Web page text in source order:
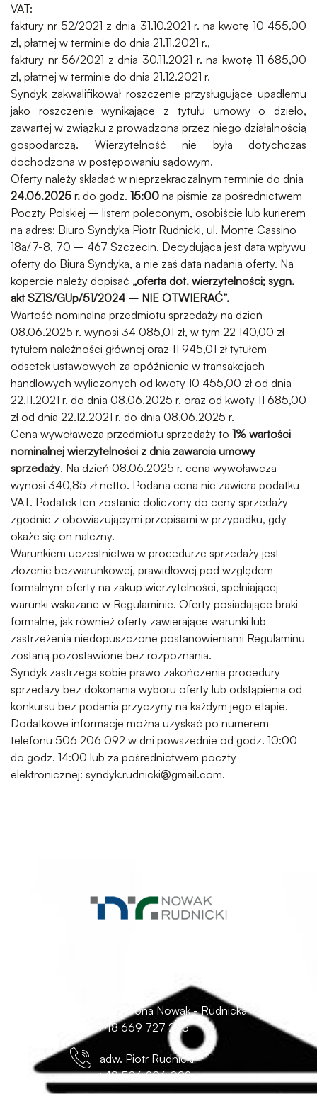
VAT:
faktury nr 52/2021 z dnia 31.10.2021 r. na kwotę 10 455,00
zł, płatnej w terminie do dnia 21.11.2021 r.,
faktury nr 56/2021 z dnia 30.11.2021 r. na kwotę 11 685,00
zł, płatnej w terminie do dnia 21.12.2021 r.
Syndyk zakwalifikował roszczenie przysługujące upadłemu
jako roszczenie wynikające z tytułu umowy o dzieło,
zawartej w związku z prowadzoną przez niego działalnością
gospodarczą. Wierzytelność nie była dotychczas
dochodzona w postępowaniu sądowym.
Oferty należy składać w nieprzekraczalnym terminie do dnia
24.06.2025 r. do godz. 15:00 na piśmie za pośrednictwem
Poczty Polskiej – listem poleconym, osobiście lub kurierem
na adres: Biuro Syndyka Piotr Rudnicki, ul. Monte Cassino
18a/7-8, 70 – 467 Szczecin. Decydująca jest data wpływu
oferty do Biura Syndyka, a nie zaś data nadania oferty. Na
kopercie należy dopisać „oferta dot. wierzytelności; sygn.
aktSZ1S/GUp/51/2024 – NIE OTWIERAĆ”.
Wartość nominalna przedmiotu sprzedaży na dzień
08.06.2025 r. wynosi 34 085,01 zł, w tym 22 140,00 zł
tytułem należności głównej oraz 11 945,01 zł tytułem
odsetek ustawowych za opóźnienie w transakcjach
handlowych wyliczonych od kwoty 10 455,00 zł od dnia
22.11.2021 r. do dnia 08.06.2025 r. oraz od kwoty 11 685,00
zł od dnia 22.12.2021 r. do dnia 08.06.2025 r.
Cena wywoławcza przedmiotu sprzedaży to 1% wartości
nominalnej wierzytelności z dnia zawarcia umowy
sprzedaży. Na dzień 08.06.2025 r. cena wywoławcza
wynosi 340,85 zł netto. Podana cena nie zawiera podatku
VAT. Podatek ten zostanie doliczony do ceny sprzedaży
zgodnie z obowiązującymi przepisami w przypadku, gdy
okaże się on należny.
Warunkiem uczestnictwa w procedurze sprzedaży jest
złożenie bezwarunkowej, prawidłowej pod względem
formalnym oferty na zakup wierzytelności, spełniającej
warunki wskazane w Regulaminie. Oferty posiadające braki
formalne, jak również oferty zawierające warunki lub
zastrzeżenia niedopuszczone postanowieniami Regulaminu
zostaną pozostawione bez rozpoznania.
Syndyk zastrzega sobie prawo zakończenia procedury
sprzedaży bez dokonania wyboru oferty lub odstąpienia od
konkursu bez podania przyczyny na każdym jego etapie.
Dodatkowe informacje można uzyskać po numerem
telefonu 506 206 092 w dni powszednie od godz. 10:00
do godz. 14:00 lub za pośrednictwem poczty
elektronicznej: syndyk.rudnicki@gmail.com.
r. pr. Iwona Nowak - Rudnicka
+48 669 727 273
adw. Piotr Rudnicki
+48 506 206 092